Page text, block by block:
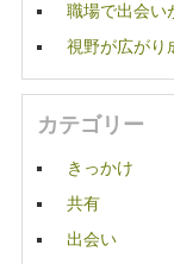
職場で出会い
視野が広がり
カテゴリー
きっかけ
共有
出会い